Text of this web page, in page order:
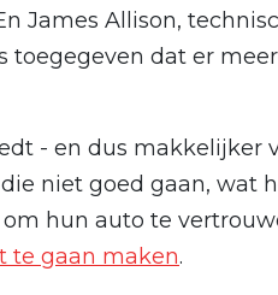
James Allison,
toegegeven dat er
- en dus makkelijker
niet goed gaan, wat
hun auto te
te gaan maken.